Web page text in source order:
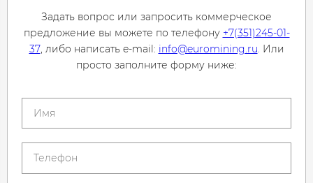
Задать вопрос или запросить коммерческое
предложение вы можете по телефону +7(351)245-01-
37, либо написать e-mail: info@euromining.ru. Или
просто заполните форму ниже: